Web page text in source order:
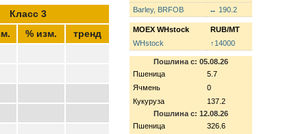
Класс 3
% изм. тренд
Barley, BRFOB
↔ 190.2
MOEX WHstock
RUB/MT
WHstock
↑14000
Пошлина с: 05.08.26
Пшеница
5.7
Ячмень
0
Кукуруза
137.2
Пошлина с: 12.08.26
Пшеница
326.6